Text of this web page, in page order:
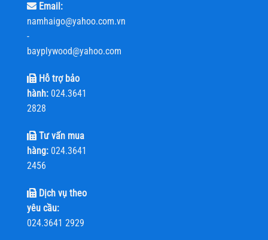
Email:
namhaigo@yahoo.com.vn
-
bayplywood@yahoo.com
Hỗ trợ bảo
hành: 024.3641
2828
Tư vấn mua
hàng: 024.3641
2456
Dịch vụ theo
yêu cầu:
024.3641 2929